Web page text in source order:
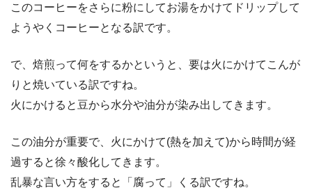
このコーヒーをさらに粉にしてお湯をかけてドリップして
ようやくコーヒーとなる訳です。
で、焙煎って何をするかというと、要は火にかけてこんが
りと焼いている訳ですね。
火にかけると豆から水分や油分が染み出してきます。
この油分が重要で、火にかけて(熱を加えて)から時間が経
過すると徐々酸化してきます。
乱暴な言い方をすると「腐って」くる訳ですね。